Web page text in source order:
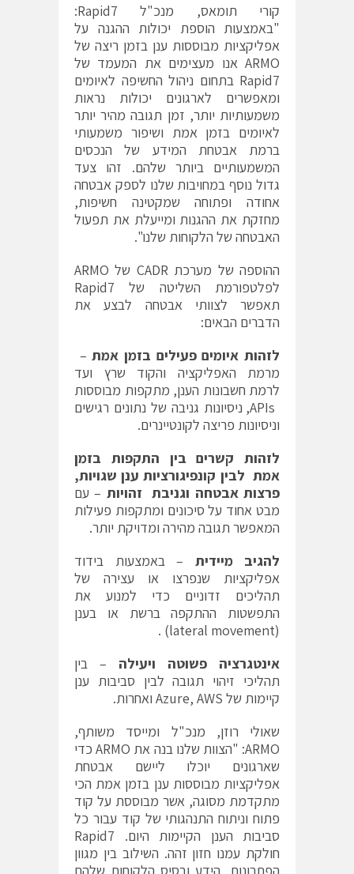
קורי תומאס, מנכ"ל Rapid7:
"באמצעות הוספת יכולות ההגנה על
אפליקציות מבוססות ענן בזמן ריצה של
ARMO אנו מעצימים את המעמד של
Rapid7 בתחום ניהול החשיפה לאיומים
ומאפשרים לארגונים יכולות נראות
משמעותיות יותר, זמן תגובה מהיר יותר
לאיומים בזמן אמת ושיפור משמעותי
ברמת אבטחת המידע של הנכסים
המשמעותיים ביותר שלהם. זהו צעד
גדול נוסף במחויבות שלנו לספק אבטחה
אחודה ופתוחה שמקטינה חשיפות,
מחזקת את ההגנות ומייעלת את תפעול
האבטחה של הלקוחות שלנו".
ההוספה של מערכת CADR של ARMO
לפלטפורמת השליטה של Rapid7
תאפשר לצוותי אבטחה לבצע את
הדברים הבאים:
לזהות איומים פעילים בזמן אמת–
מרמת האפליקציה והקוד שרץ ועד
לרמת חשבונות הענן, מתקפות מבוססות
APIs, ניסיונות גניבה של נתונים רגישים
וניסיונות פריצה לקונטיינרים.
לזהות קשרים בין התקפות בזמן
אמת לבין קונפיגורציות ענן שגויות,
פרצות אבטחה וגניבת זהויות – עם
מבט אחוד על סיכונים ומתקפות פעילות
המאפשר תגובה מהירה ומדויקת יותר.
להגיב מיידית – באמצעות בידוד
אפליקציות שנפרצו או עצירה של
תהליכים זדוניים כדי למנוע את
התפשטות ההתקפה ברשת או בענן
(lateral movement) .
אינטגרציה פשוטה ויעילה – בין
תהליכי זיהוי תגובה לבין סביבות ענן
קיימות של Azure, AWS ואחרות.
שאולי רוזן, מנכ"ל ומייסד משותף,
ARMO: "הצוות שלנו בנה את ARMO כדי
שארגונים יוכלו ליישם אבטחת
אפליקציות מבוססות ענן בזמן אמת הכי
מתקדמת מסוגה, אשר מבוססת על קוד
פתוח וניתוח התנהגותי של קוד עבור כל
סביבות הענן הקיימות היום. Rapid7
חולקת עמנו חזון זהה. השילוב בין מגוון
הפתרונות, הידע ובסיס הלקוחות שלהם